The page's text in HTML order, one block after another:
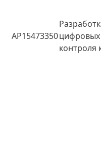
AP15473350
контроля